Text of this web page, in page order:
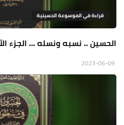
قراءة في الموسوعة الحسينية
الحسين .. نسبه ونسله ... الجزء